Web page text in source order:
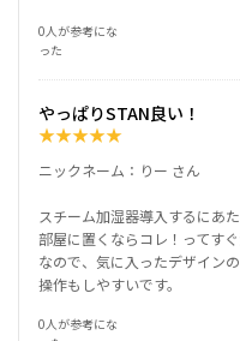
0人が参考にな
った
やっぱりSTAN良い！
★★★★★
ニックネーム：りー さん
スチーム加湿器導入するにあ
部屋に置くならコレ！ってす
なので、気に入ったデザイン
操作もしやすいです。
0人が参考にな